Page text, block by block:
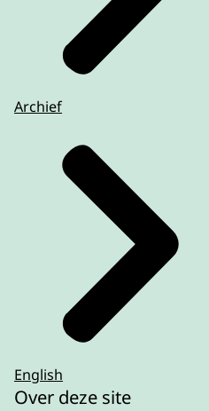
Archief
English
Over deze site